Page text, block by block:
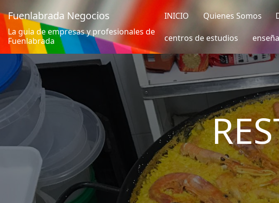
Fuenlabrada Negocios
La guia de empresas y profesionales de
Fuenlabrada
INICIO Quienes Somos
centros de estudios